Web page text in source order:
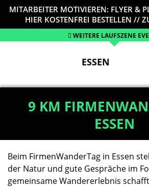
MITARBEITER MOTIVIEREN: FLYER &
HIER KOSTENFREI BESTELLEN //
WEITERE LAUFSZENE
ESSEN
9 KM
ESSEN
Beim FirmenWanderTag in Essen
der Natur und gute Gespräche im
gemeinsame Wandererlebnis